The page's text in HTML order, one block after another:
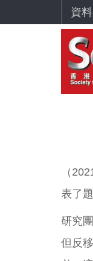
資
（
表了
研究
但反